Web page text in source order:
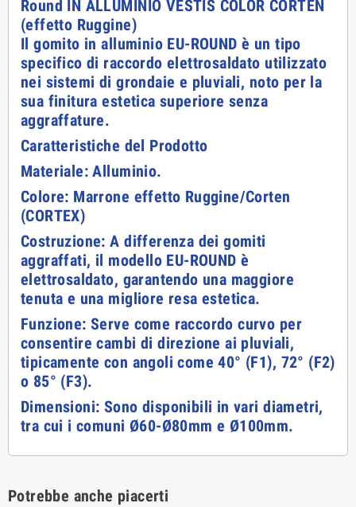
Round IN ALLUMINIO VESTIS COLOR CORTEN
(effetto Ruggine)
Il gomito in alluminio EU-ROUND è un tipo
specifico di raccordo elettrosaldato utilizzato
nei sistemi di grondaie e pluviali, noto per la
sua finitura estetica superiore senza
aggraffature.
Caratteristiche del Prodotto
Materiale: Alluminio.
Colore: Marrone effetto Ruggine/Corten
(CORTEX)
Costruzione: A differenza dei gomiti
aggraffati, il modello EU-ROUND è
elettrosaldato, garantendo una maggiore
tenuta e una migliore resa estetica.
Funzione: Serve come raccordo curvo per
consentire cambi di direzione ai pluviali,
tipicamente con angoli come 40° (F1), 72° (F2)
o 85° (F3).
Dimensioni: Sono disponibili in vari diametri,
tra cui i comuni Ø60-Ø80mm e Ø100mm.
Potrebbe anche piacerti